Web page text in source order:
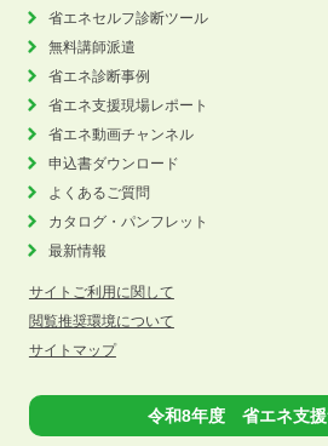
省エネセルフ診断ツール
無料講師派遣
省エネ診断事例
省エネ支援現場レポート
省エネ動画チャンネル
申込書ダウンロード
よくあるご質問
カタログ・パンフレット
最新情報
サイトご利用に関して
閲覧推奨環境について
サイトマップ
令和8年度 省エネ支援